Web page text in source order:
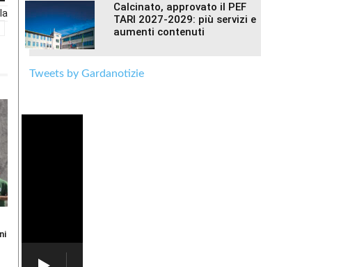
Calcinato, approvato il PEF
TARI 2027-2029: più servizi e
aumenti contenuti
Tweets by Gardanotizie